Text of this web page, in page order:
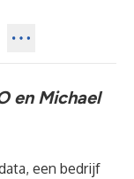
en Michael
, een bedrijf